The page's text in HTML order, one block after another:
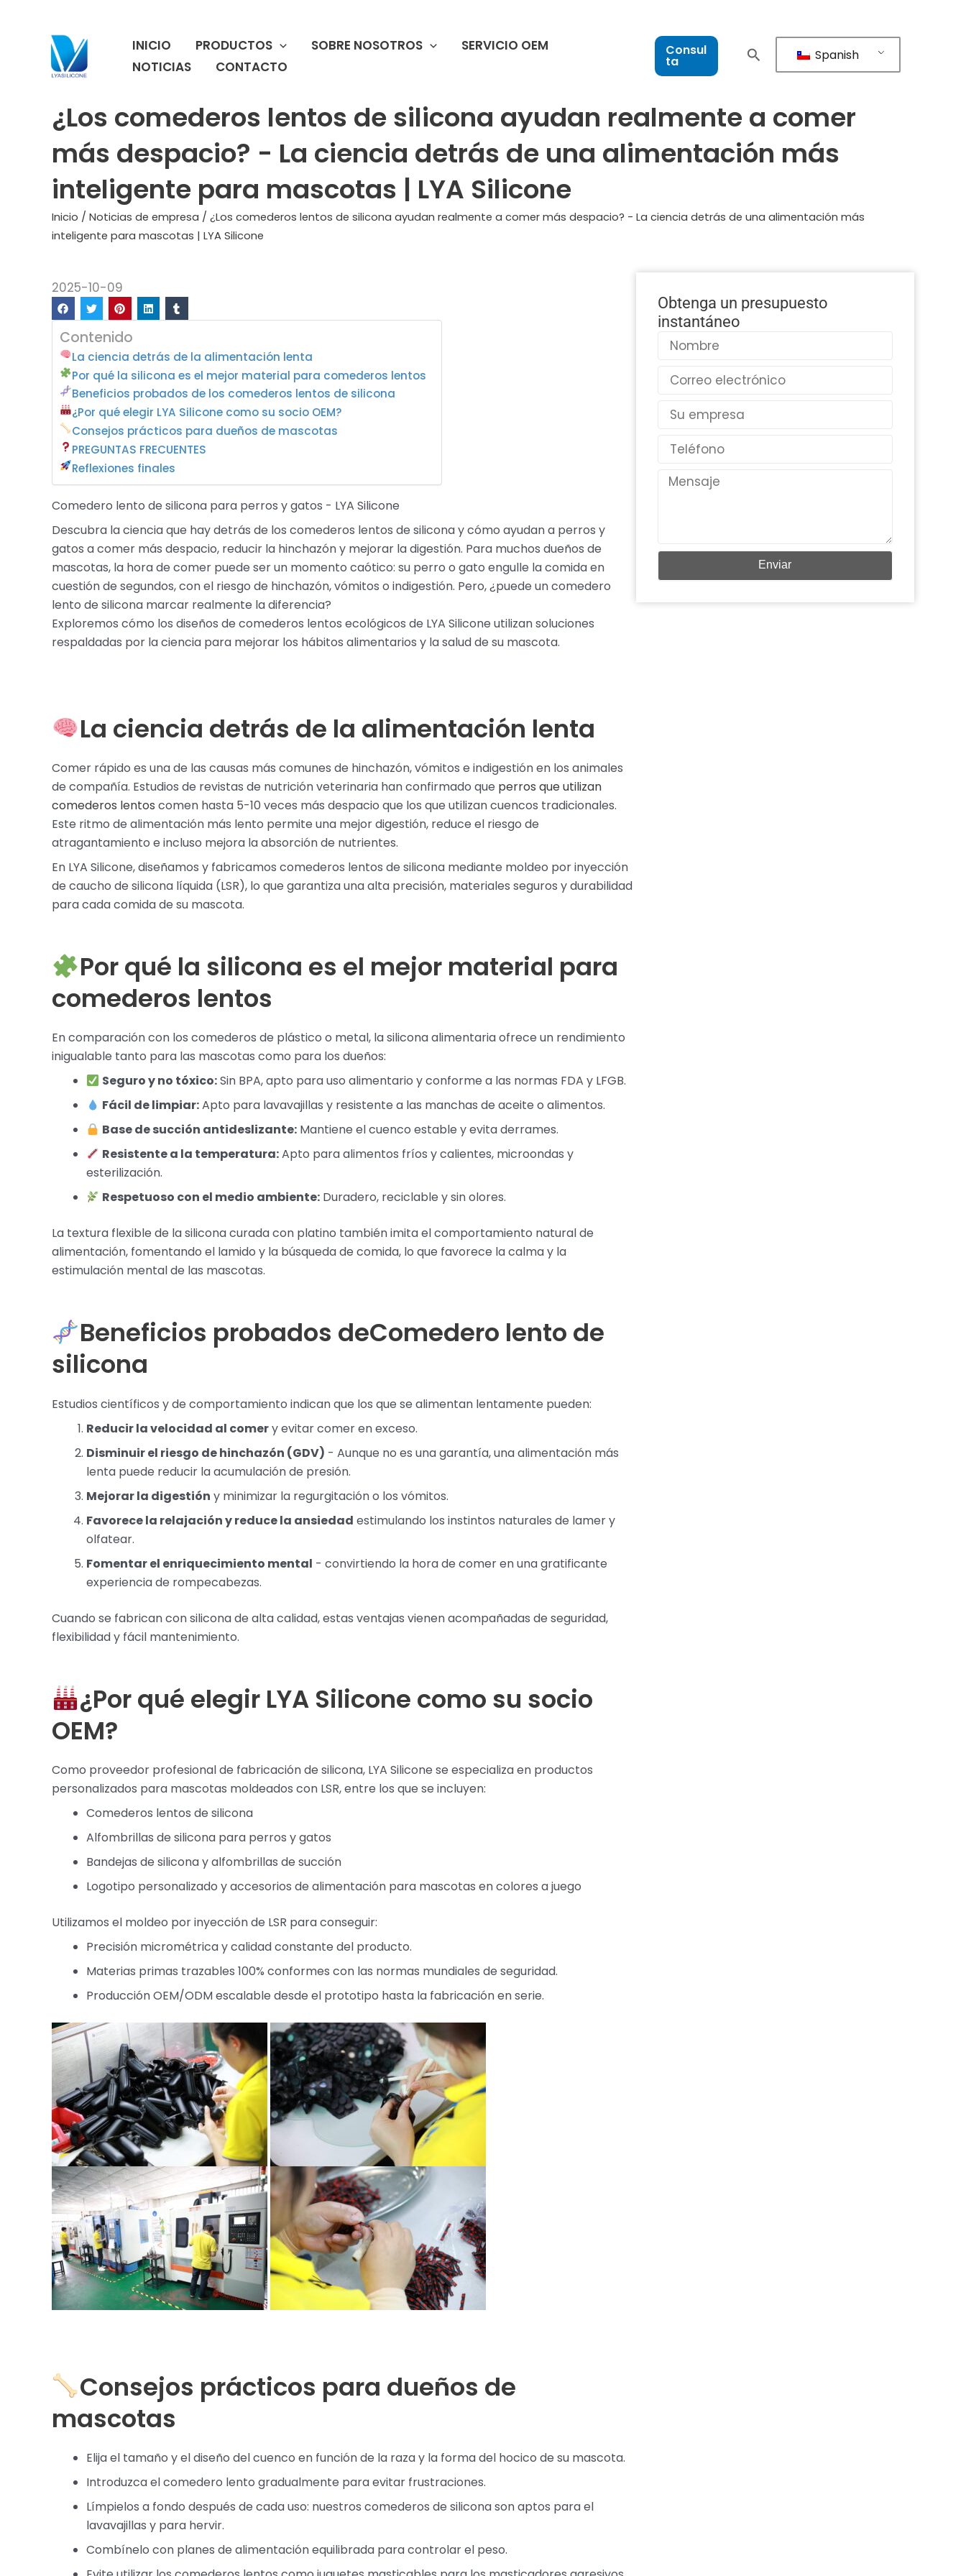
contenido
INICIO PRODUCTOS SOBRE NOSOTROS
SERVICIO OEM
NOTICIAS
CONTACTO
Consul
ta Spanish
¿Los comederos lentos de silicona ayudan realmente a comer
más despacio? - La ciencia detrás de una alimentación más
inteligente para mascotas | LYA Silicone
Inicio / Noticias de empresa / ¿Los comederos lentos de silicona ayudan realmente a comer más despacio? - La ciencia detrás de una alimentación más
inteligente para mascotas | LYA Silicone
2025-10-09
Contenido
La ciencia detrás de la alimentación lenta
Por qué la silicona es el mejor material para comederos lentos
Beneficios probados de los comederos lentos de silicona
¿Por qué elegir LYA Silicone como su socio OEM?
Consejos prácticos para dueños de mascotas
PREGUNTAS FRECUENTES
Reflexiones finales
Comedero lento de silicona para perros y gatos - LYA Silicone
Descubra la ciencia que hay detrás de los comederos lentos de silicona y cómo ayudan a perros y
gatos a comer más despacio, reducir la hinchazón y mejorar la digestión. Para muchos dueños de
mascotas, la hora de comer puede ser un momento caótico: su perro o gato engulle la comida en
cuestión de segundos, con el riesgo de hinchazón, vómitos o indigestión. Pero, ¿puede un comedero
lento de silicona marcar realmente la diferencia?
Exploremos cómo los diseños de comederos lentos ecológicos de LYA Silicone utilizan soluciones
respaldadas por la ciencia para mejorar los hábitos alimentarios y la salud de su mascota.
La ciencia detrás de la alimentación lenta
Comer rápido es una de las causas más comunes de hinchazón, vómitos e indigestión en los animales
de compañía. Estudios de revistas de nutrición veterinaria han confirmado que perros que utilizan
comederos lentos comen hasta 5-10 veces más despacio que los que utilizan cuencos tradicionales.
Este ritmo de alimentación más lento permite una mejor digestión, reduce el riesgo de
atragantamiento e incluso mejora la absorción de nutrientes.
En LYA Silicone, diseñamos y fabricamos comederos lentos de silicona mediante moldeo por inyección
de caucho de silicona líquida (LSR), lo que garantiza una alta precisión, materiales seguros y durabilidad
para cada comida de su mascota.
Por qué la silicona es el mejor material para
comederos lentos
En comparación con los comederos de plástico o metal, la silicona alimentaria ofrece un rendimiento
inigualable tanto para las mascotas como para los dueños:
Seguro y no tóxico:Sin BPA, apto para uso alimentario y conforme a las normas FDA y LFGB.
Fácil de limpiar:Apto para lavavajillas y resistente a las manchas de aceite o alimentos.
Base de succión antideslizante: Mantiene el cuenco estable y evita derrames.
Resistente a la temperatura:Apto para alimentos fríos y calientes, microondas y
esterilización.
Respetuoso con el medio ambiente: Duradero, reciclable y sin olores.
La textura flexible de la silicona curada con platino también imita el comportamiento natural de
alimentación, fomentando el lamido y la búsqueda de comida, lo que favorece la calma y la
estimulación mental de las mascotas.
Beneficios probados deComedero lento de
silicona
Estudios científicos y de comportamiento indican que los que se alimentan lentamente pueden:
Reducir la velocidad al comery evitar comer en exceso.
Disminuir el riesgo de hinchazón (GDV) - Aunque no es una garantía, una alimentación más
lenta puede reducir la acumulación de presión.
Mejorar la digestión y minimizar la regurgitación o los vómitos.
Favorece la relajación y reduce la ansiedad estimulando los instintos naturales de lamer y
olfatear.
Fomentar el enriquecimiento mental - convirtiendo la hora de comer en una gratificante
experiencia de rompecabezas.
Cuando se fabrican con silicona de alta calidad, estas ventajas vienen acompañadas de seguridad,
flexibilidad y fácil mantenimiento.
¿Por qué elegir LYA Silicone como su socio
OEM?
Como proveedor profesional de fabricación de silicona, LYA Silicone se especializa en productos
personalizados para mascotas moldeados con LSR, entre los que se incluyen:
Comederos lentos de silicona
Alfombrillas de silicona para perros y gatos
Bandejas de silicona y alfombrillas de succión
Logotipo personalizado y accesorios de alimentación para mascotas en colores a juego
Utilizamos el moldeo por inyección de LSR para conseguir:
Precisión micrométrica y calidad constante del producto.
Materias primas trazables 100% conformes con las normas mundiales de seguridad.
Producción OEM/ODM escalable desde el prototipo hasta la fabricación en serie.
Consejos prácticos para dueños de
mascotas
Elija el tamaño y el diseño del cuenco en función de la raza y la forma del hocico de su mascota.
Introduzca el comedero lento gradualmente para evitar frustraciones.
Límpielos a fondo después de cada uso: nuestros comederos de silicona son aptos para el
lavavajillas y para hervir.
Combínelo con planes de alimentación equilibrada para controlar el peso.
Obtenga un presupuesto
instantáneo
Nombre
Correo
electrónico
País
Teléfono
Mensaje
Enviar